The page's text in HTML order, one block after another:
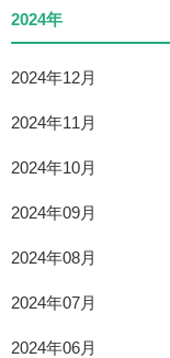
2024年
2024年12月
2024年11月
2024年10月
2024年09月
2024年08月
2024年07月
2024年06月